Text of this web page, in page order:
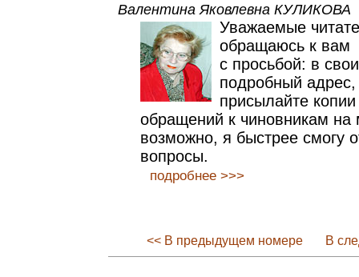
Валентина Яковлевна КУЛИКОВА
Уважаемые
обращаюсь к вам
с просьбой: в
подробный
присылайте
обращений к чиновникам на
возможно, я быстрее смогу
вопросы.
подробнее >>>
<< В предыдущем номере В